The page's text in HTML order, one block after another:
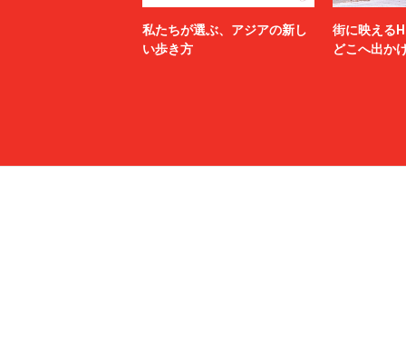
私たちが選ぶ、アジアの新し
い歩き方
街に映える
どこへ出か